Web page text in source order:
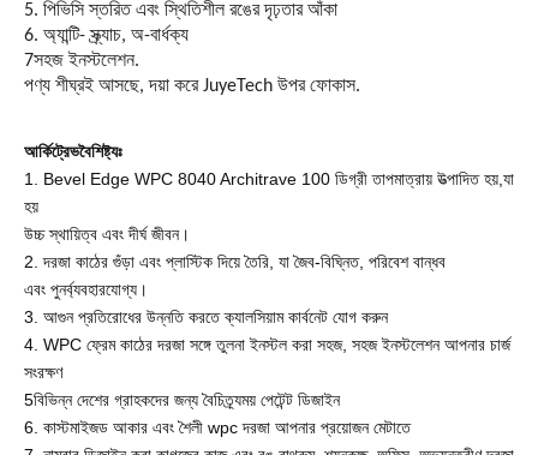
5. পিভিসি স্তরিত এবং স্থিতিশীল রঙের দৃঢ়তার আঁকা
6. অ্যান্টি- স্ক্র্যাচ, অ-বার্ধক্য
7সহজ ইনস্টলেশন.
পণ্য শীঘ্রই আসছে, দয়া করে JuyeTech উপর ফোকাস.
আর্কিট্রেভবৈশিষ্ট্যঃ
1. Bevel Edge WPC 8040 Architrave 100 ডিগ্রী তাপমাত্রায় উত্পাদিত হয়,যা
হয়
উচ্চ স্থায়িত্ব এবং দীর্ঘ জীবন।
2. দরজা কাঠের গুঁড়া এবং প্লাস্টিক দিয়ে তৈরি, যা জৈব-বিঘ্নিত, পরিবেশ বান্ধব
এবং পুনর্ব্যবহারযোগ্য।
3. আগুন প্রতিরোধের উন্নতি করতে ক্যালসিয়াম কার্বনেট যোগ করুন
4. WPC ফ্রেম কাঠের দরজা সঙ্গে তুলনা ইনস্টল করা সহজ, সহজ ইনস্টলেশন আপনার চার্জ
সংরক্ষণ
5বিভিন্ন দেশের গ্রাহকদের জন্য বৈচিত্র্যময় পেটেন্ট ডিজাইন
6. কাস্টমাইজড আকার এবং শৈলী wpc দরজা আপনার প্রয়োজন মেটাতে